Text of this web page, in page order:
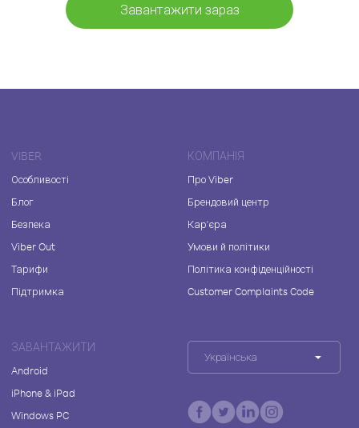
Завантажити зараз
VIBER
Особливості
Блог
Безпека
Viber Out
Тарифи
Підтримка
КОМПАНІЯ
Про Viber
Брендовий центр
Кар'єра
Умови й політики
Політика конфіденційності
Customer Complaints Code
ЗАВАНТАЖИТИ
Android
iPhone & iPad
Windows PC
Українська